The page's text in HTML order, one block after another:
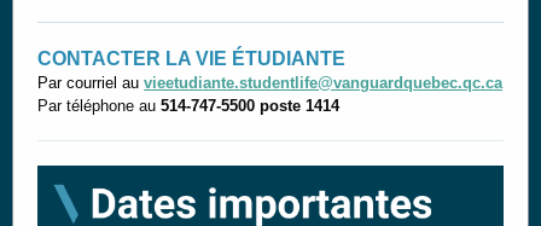
CONTACTER LA VIE ÉTUDIANTE
Par courriel au vieetudiante.studentlife@vanguardquebec.qc.ca
Par téléphone au 514-747-5500 poste 1414